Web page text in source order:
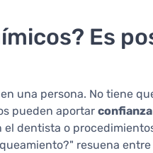
Es
una persona. No tiene
pueden aportar confianza
dentista o
resuena